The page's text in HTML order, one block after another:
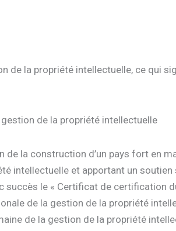
de la propriété intellectuelle, ce qui
la construction d’un pays fort en
intellectuelle et apportant un
succès le « Certificat de certification
de la gestion de la propriété
de la gestion de la propriété